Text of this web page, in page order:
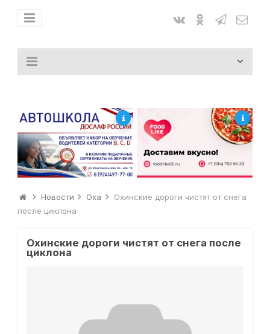
Новости Оха
Охинские дороги чистят от снега
после циклона
Охинские дороги чистят от снега после
циклона